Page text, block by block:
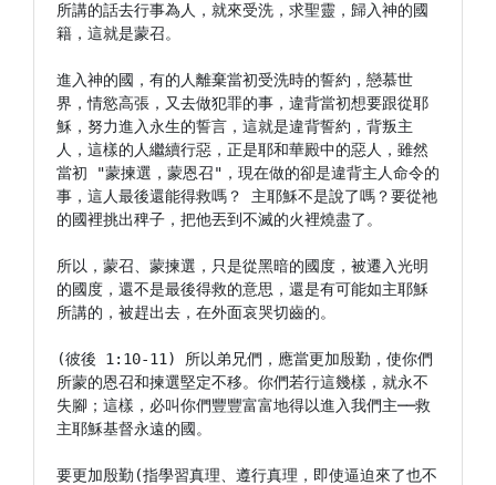
所講的話去行事為人，就來受洗，求聖靈，歸入神的國
籍，這就是蒙召。
進入神的國，有的人離棄當初受洗時的誓約，戀慕世
界，情慾高張，又去做犯罪的事，違背當初想要跟從耶
穌，努力進入永生的誓言，這就是違背誓約，背叛主
人，這樣的人繼續行惡，正是耶和華殿中的惡人，雖然
當初 "蒙揀選，蒙恩召"，現在做的卻是違背主人命令的
事，這人最後還能得救嗎？ 主耶穌不是說了嗎？要從祂
的國裡挑出稗子，把他丟到不滅的火裡燒盡了。
所以，蒙召、蒙揀選，只是從黑暗的國度，被遷入光明
的國度，還不是最後得救的意思，還是有可能如主耶穌
所講的，被趕出去，在外面哀哭切齒的。
(彼後 1:10-11) 所以弟兄們，應當更加殷勤，使你們
所蒙的恩召和揀選堅定不移。你們若行這幾樣，就永不
失腳；這樣，必叫你們豐豐富富地得以進入我們主──救
主耶穌基督永遠的國。
要更加殷勤(指學習真理、遵行真理，即使逼迫來了也不